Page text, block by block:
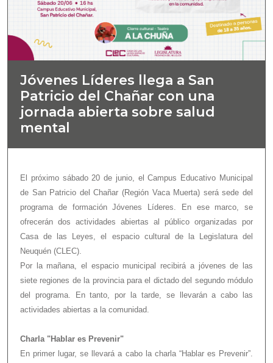
Jóvenes Líderes llega a San
Patricio del Chañar con una
jornada abierta sobre salud
mental
El próximo sábado 20 de junio, el Campus Educativo Municipal
de San Patricio del Chañar (Región Vaca Muerta) será sede del
programa de formación Jóvenes Líderes. En ese marco, se
ofrecerán dos actividades abiertas al público organizadas por
Casa de las Leyes, el espacio cultural de la Legislatura del
Neuquén (CLEC).
Por la mañana, el espacio municipal recibirá a jóvenes de las
siete regiones de la provincia para el dictado del segundo módulo
del programa. En tanto, por la tarde, se llevarán a cabo las
actividades abiertas a la comunidad.
Charla "Hablar es Prevenir"
En primer lugar, se llevará a cabo la charla “Hablar es Prevenir”.